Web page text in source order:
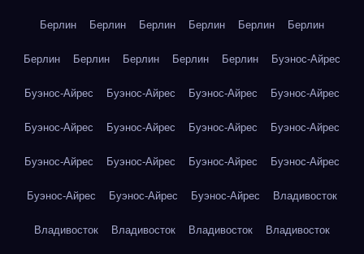
Берлин Берлин Берлин Берлин Берлин Берлин
Берлин Берлин Берлин Берлин Берлин Буэнос-Айрес
Буэнос-Айрес Буэнос-Айрес Буэнос-Айрес Буэнос-Айрес
Буэнос-Айрес Буэнос-Айрес Буэнос-Айрес Буэнос-Айрес
Буэнос-Айрес Буэнос-Айрес Буэнос-Айрес Буэнос-Айрес
Буэнос-Айрес Буэнос-Айрес Буэнос-Айрес Владивосток
Владивосток Владивосток Владивосток Владивосток